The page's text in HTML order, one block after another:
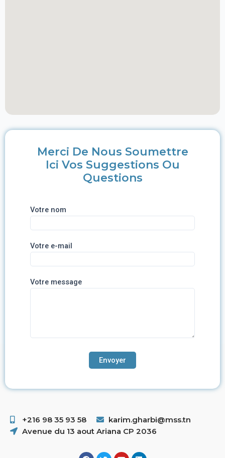
Merci De Nous Soumettre
Ici Vos Suggestions Ou
Questions
Votre nom
Votre e-mail
Votre message
+216 98 35 93 58 ​
karim.gharbi@mss.tn
Avenue du 13 aout Ariana CP 2036